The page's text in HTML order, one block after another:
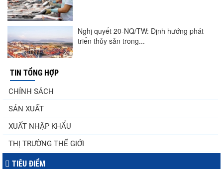
Nghị quyết 20-NQ/TW: Định hướng phát
triển thủy sản trong...
Thuế Mục 301 và bài toán thích ứng của
tôm Việt tại thị...
TIN TỔNG HỢP
CHÍNH SÁCH
SẢN XUẤT
XUẤT NHẬP KHẨU
THỊ TRƯỜNG THẾ GIỚI
TIÊU ĐIỂM